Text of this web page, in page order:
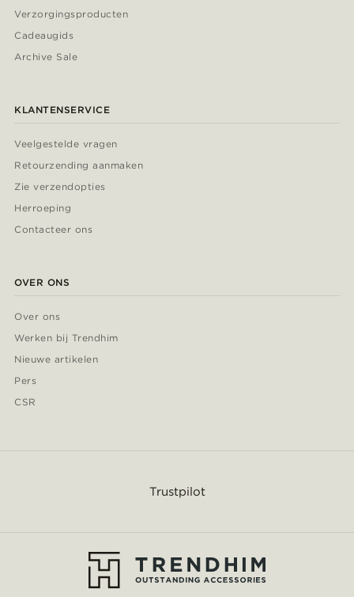
Verzorgingsproducten
Cadeaugids
Archive Sale
KLANTENSERVICE
Veelgestelde vragen
Retourzending aanmaken
Zie verzendopties
Herroeping
Contacteer ons
OVER ONS
Over ons
Werken bij Trendhim
Nieuwe artikelen
Pers
CSR
Trustpilot